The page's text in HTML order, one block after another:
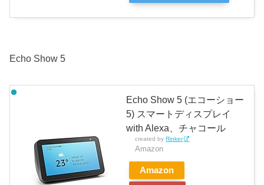
Echo Show 5
Echo Show 5 (エコーショー
5) スマートディスプレイ
with Alexa、チャコール
created byRinker
Amazon
Amazon